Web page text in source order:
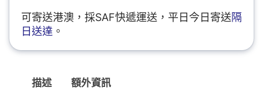
可寄送港澳，採SAF快遞運送，平日今日寄送隔
日送達 。
描述 額外資訊